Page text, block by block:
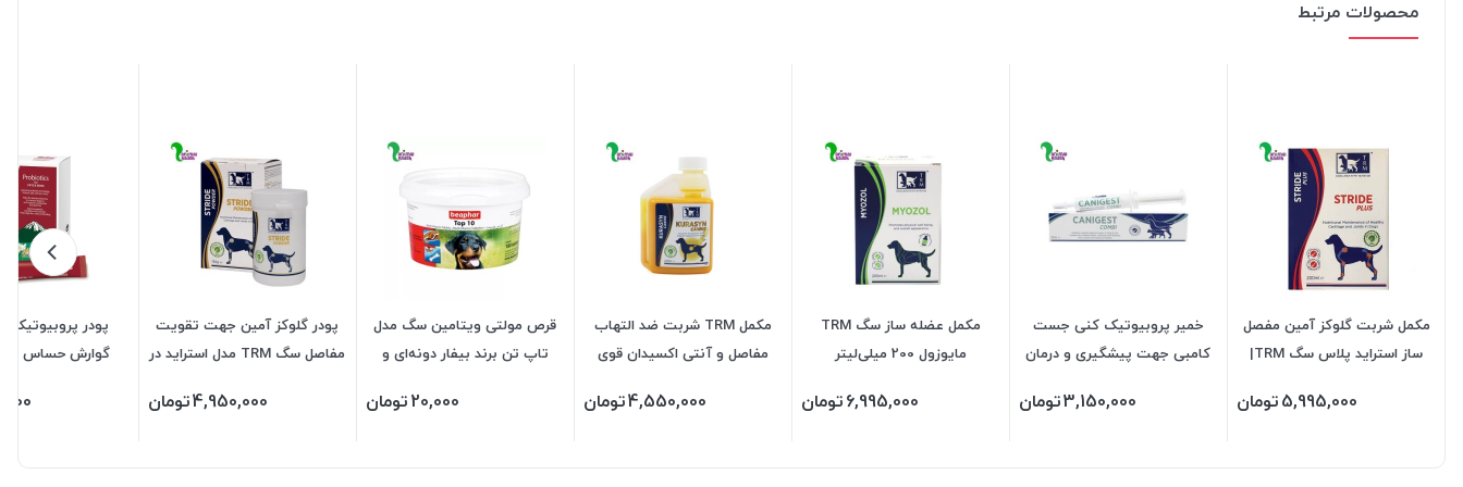
محصولات مرتبط
مکمل شربت گلوکز آمین مفصل
ساز استراید پلاس سگ TRM|
5,995,000تومان
خمیر پروبیوتیک کنی جست
کامبی جهت پیشگیری و درمان
3,150,000تومان
مکمل عضله ساز سگ TRM
مایوزول 200 میلی‌‌لیتر
6,995,000تومان
مکمل TRM شربت ضد التهاب
مفاصل و آنتی اکسیدان قوی
میلی‌لیتر
4,550,000تومان
قرص مولتی ویتامین سگ مدل
تاپ تن برند بیفار دونه‌ای و
20,000تومان
پودر گلوکز آمین جهت تقویت
مفاصل سگ TRM مدل استراید در
4,950,000تومان
پودر
گوارش حساس
گرمی)